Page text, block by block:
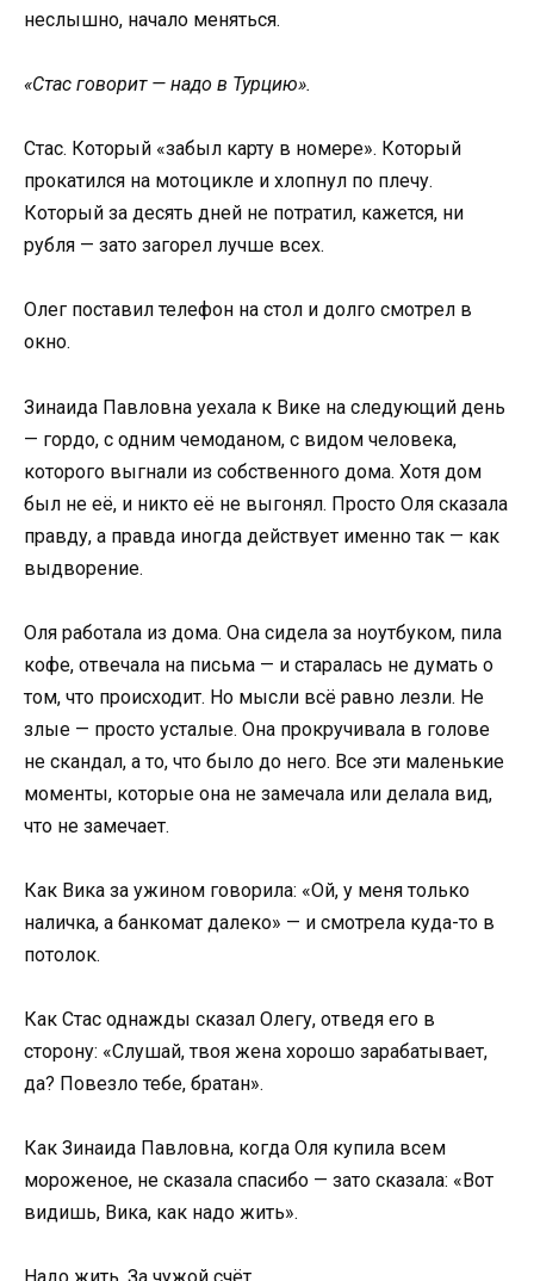
неслышно, начало меняться.
«Стас говорит — надо в Турцию».
Стас. Который «забыл карту в номере». Который
прокатился на мотоцикле и хлопнул по плечу.
Который за десять дней не потратил, кажется, ни
рубля — зато загорел лучше всех.
Олег поставил телефон на стол и долго смотрел в
окно.
Зинаида Павловна уехала к Вике на следующий день
— гордо, с одним чемоданом, с видом человека,
которого выгнали из собственного дома. Хотя дом
был не её, и никто её не выгонял. Просто Оля сказала
правду, а правда иногда действует именно так — как
выдворение.
Оля работала из дома. Она сидела за ноутбуком, пила
кофе, отвечала на письма — и старалась не думать о
том, что происходит. Но мысли всё равно лезли. Не
злые — просто усталые. Она прокручивала в голове
не скандал, а то, что было до него. Все эти маленькие
моменты, которые она не замечала или делала вид,
что не замечает.
Как Вика за ужином говорила: «Ой, у меня только
наличка, а банкомат далеко» — и смотрела куда-то в
потолок.
Как Стас однажды сказал Олегу, отведя его в
сторону: «Слушай, твоя жена хорошо зарабатывает,
да? Повезло тебе, братан».
Как Зинаида Павловна, когда Оля купила всем
мороженое, не сказала спасибо — зато сказала: «Вот
видишь, Вика, как надо жить».